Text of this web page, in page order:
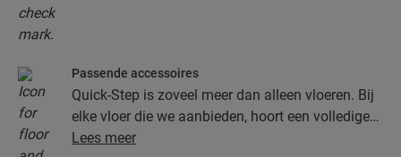
Passende accessoires
Quick-Step is zoveel meer dan alleen vloeren. Bij
elke vloer die we aanbieden, hoort een volledige
collectie accessoires, inclusief ondervloeren,
Lees meer